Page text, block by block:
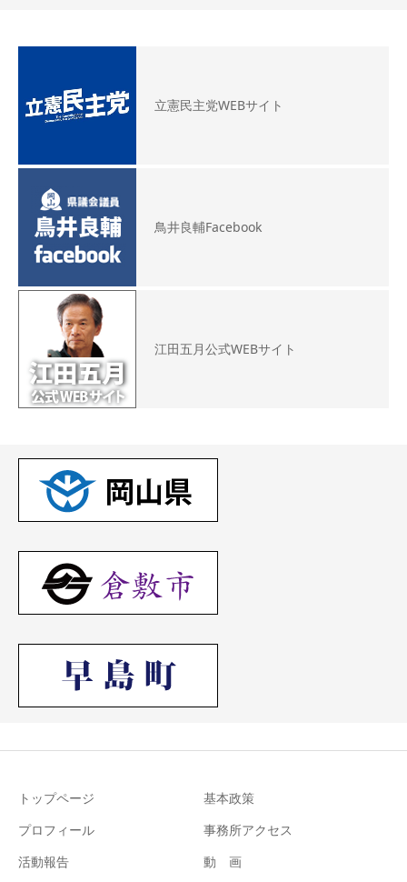
立憲民主党WEBサイト
鳥井良輔Facebook
江田五月公式WEBサイト
トップページ
基本政策
プロフィール
事務所アクセス
活動報告
動 画